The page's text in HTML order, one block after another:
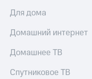
Для дома
Домашний интернет
Домашнее ТВ
Спутниковое ТВ